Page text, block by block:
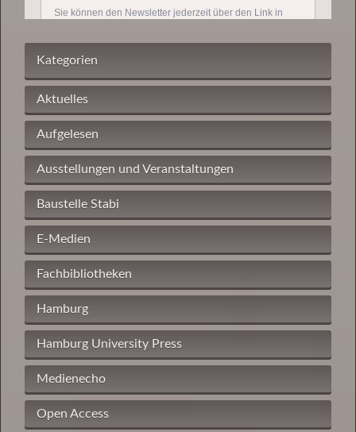
Kategorien
Aktuelles
Aufgelesen
Ausstellungen und Veranstaltungen
Baustelle Stabi
E-Medien
Fachbibliotheken
Hamburg
Hamburg University Press
Medienecho
Open Access